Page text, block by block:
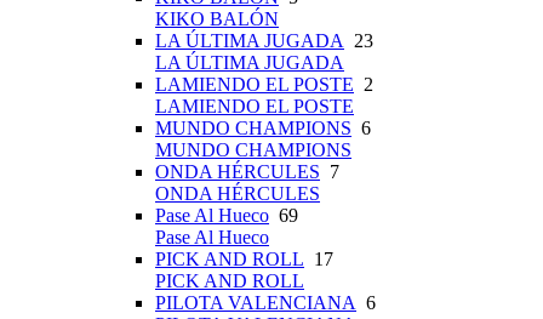
KIKO BALÓN
LA ÚLTIMA JUGADA 23
LA ÚLTIMA JUGADA
LAMIENDO EL POSTE 2
LAMIENDO EL POSTE
MUNDO CHAMPIONS 6
MUNDO CHAMPIONS
ONDA HÉRCULES 7
ONDA HÉRCULES
Pase Al Hueco 69
Pase Al Hueco
PICK AND ROLL 17
PICK AND ROLL
PILOTA VALENCIANA 6